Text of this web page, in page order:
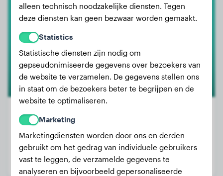
Lily
Gewicht:
Leeftijd:
1 jaar, 3 maanden
Geslacht:
alleen technisch noodzakelijke diensten. Tegen
deze diensten kan geen bezwaar worden gemaakt.
Statistics
Statistische diensten zijn nodig om
gepseudonimiseerde gegevens over bezoekers van
de website te verzamelen. De gegevens stellen ons
in staat om de bezoekers beter te begrijpen en de
website te optimaliseren.
Marketing
Marketingdiensten worden door ons en derden
gebruikt om het gedrag van individuele gebruikers
vast te leggen, de verzamelde gegevens te
analyseren en bijvoorbeeld gepersonaliseerde